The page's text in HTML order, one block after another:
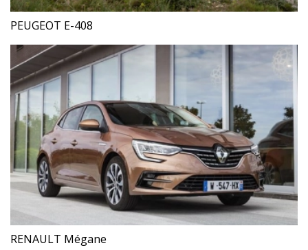
PEUGEOT E-408
RENAULT Mégane